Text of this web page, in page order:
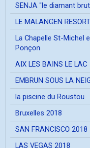
SENJA "le diamant
LE MALANGEN
La Chapelle St-Michel
Ponçon
AIX LES BAINS LE LAC
EMBRUN SOUS LA
la piscine du Roustou
Bruxelles 2018
SAN FRANCISCO 2018
LAS VEGAS 2018